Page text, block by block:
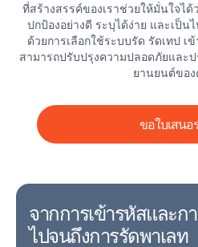
ที่สร้างสรรค์ของเราช่วยให้มั่นใจ
ปกป้องอย่างดี ระบุได้ง่าย และเป็
ด้วยการเลือกใช้ระบบรัด รัดเทป
สามารถปรับปรุงความปลอดภัยและ
ยานยนต์ขอ
ขอใบเสนอ
จากการเข้ารหัสและก
ไปจนถึงการรัดพาเลท